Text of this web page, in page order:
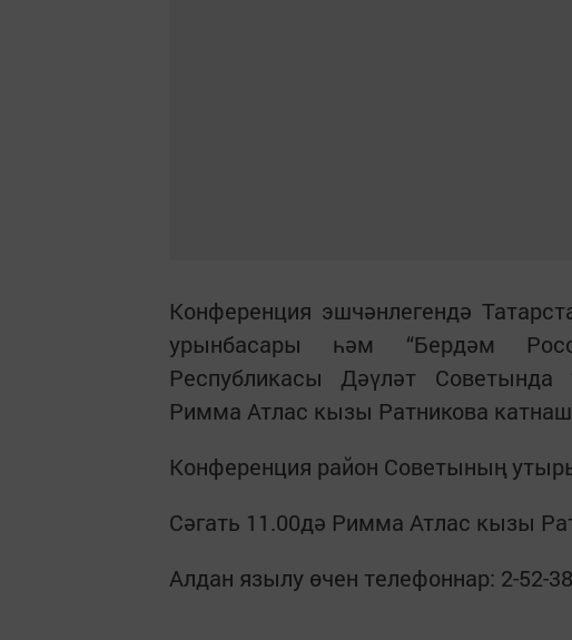
Конференция эшчәнлегендә
урынбасары һәм “Бердәм
Республикасы Дәүләт
Римма Атлас кызы Ратникова
Конференция район Советының
Сәгать 11.00дә Римма Атлас кызы
Алдан язылу өчен телефоннар: 2-52-